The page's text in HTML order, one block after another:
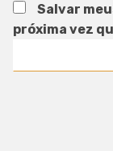
Salvar
próxima vez